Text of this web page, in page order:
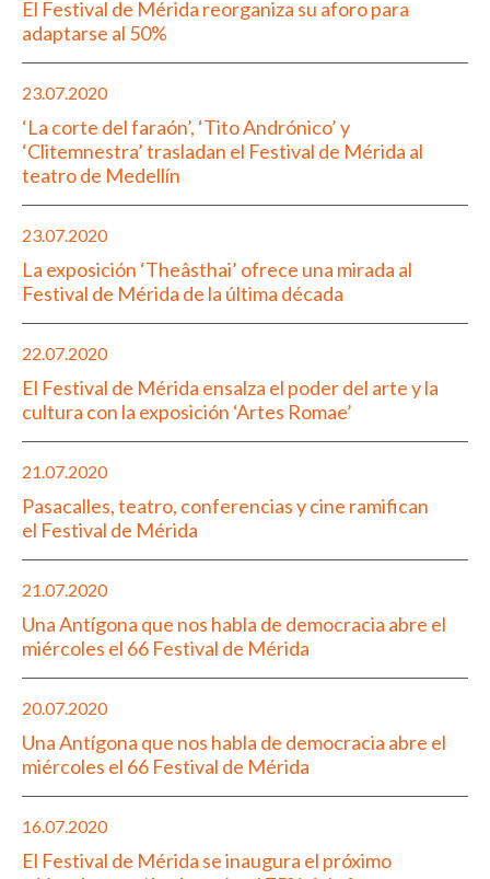
El Festival de Mérida reorganiza su aforo para
adaptarse al 50%
23.07.2020
‘La corte del faraón’, ‘Tito Andrónico’ y
‘Clitemnestra’ trasladan el Festival de Mérida al
teatro de Medellín
23.07.2020
La exposición ‘Theâsthai’ ofrece una mirada al
Festival de Mérida de la última década
22.07.2020
El Festival de Mérida ensalza el poder del arte y la
cultura con la exposición ‘Artes Romae’
21.07.2020
Pasacalles, teatro, conferencias y cine ramifican
el Festival de Mérida
21.07.2020
Una Antígona que nos habla de democracia abre el
miércoles el 66 Festival de Mérida
20.07.2020
Una Antígona que nos habla de democracia abre el
miércoles el 66 Festival de Mérida
16.07.2020
El Festival de Mérida se inaugura el próximo